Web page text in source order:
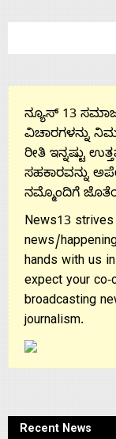
ನ್ಯೂಸ್ 13
ವಿಚಾರಗಳನ್ನು
ರೀತಿ ಇನ್ನಷ್ಟು
ಸಹಕಾರವನ್ನು
ನಮ್ಮೊಂದಿಗೆ
News13
news/
hands with us
expect your
broadcasting
journalism.
Recent News